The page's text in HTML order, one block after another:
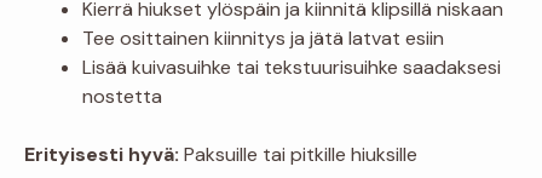
Kierrä hiukset ylöspäin ja kiinnitä klipsillä niskaan
Tee osittainen kiinnitys ja jätä latvat esiin
Lisää kuivasuihke tai tekstuurisuihke saadaksesi
nostetta
Erityisesti hyvä: Paksuille tai pitkille hiuksille